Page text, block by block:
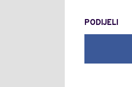
PODIJELI